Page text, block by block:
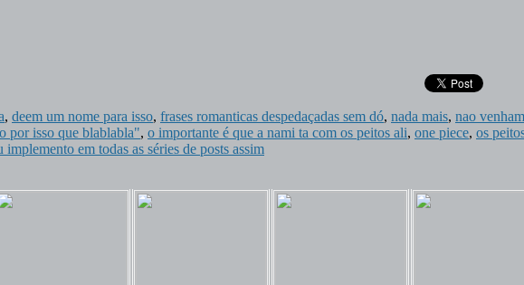
, deem um nome para isso, frases romanticas despedaçadas sem dó, nada mais, nao
por isso que blablabla", o importante é que a nami ta com os peitos ali, one piece, os
implemento em todas as séries de posts assim